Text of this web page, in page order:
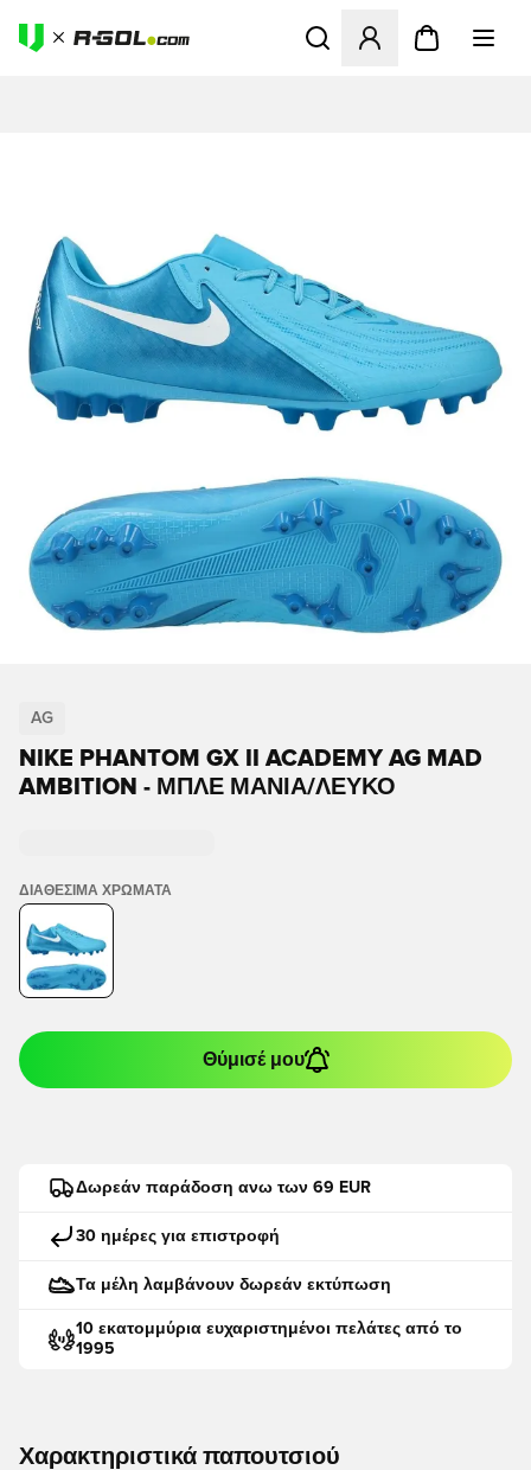
Ανοίγει ένα Modal για να
AG
NIKE PHANTOM GX II ACADEMY AG MAD
AMBITION - ΜΠΛΕ ΜΑΝΊΑ/ΛΕΥΚΌ
ΔΙΑΘΈΣΙΜΑ ΧΡΏΜΑΤΑ
Θύμισέ μου
Δωρεάν παράδοση ανω των 69 EUR
30 ημέρες για επιστροφή
Τα μέλη λαμβάνουν δωρεάν εκτύπωση
10 εκατομμύρια ευχαριστημένοι πελάτες από το
1995
Χαρακτηριστικά παπουτσιού